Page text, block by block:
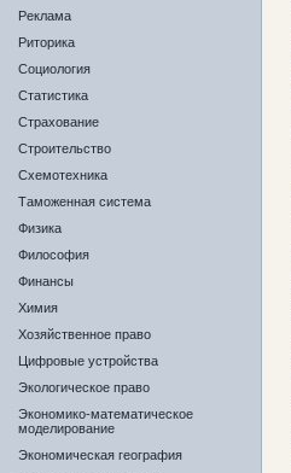
Реклама
Риторика
Социология
Статистика
Страхование
Строительство
Схемотехника
Таможенная система
Физика
Философия
Финансы
Химия
Хозяйственное право
Цифровые устройства
Экологическое право
Экономико-математическое
моделирование
Экономическая география